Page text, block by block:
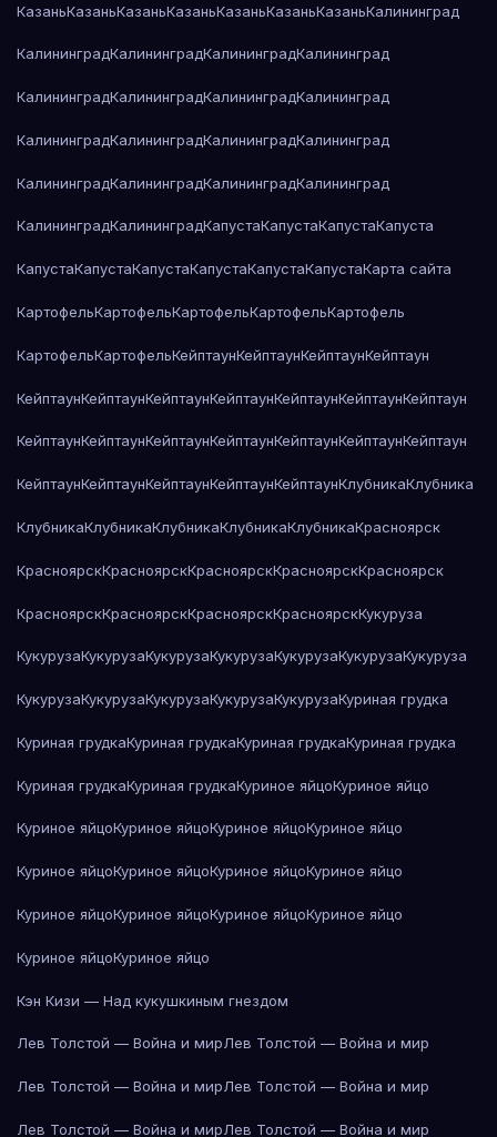
КазаньКазаньКазаньКазаньКазаньКазаньКазаньКалининград
КалининградКалининградКалининградКалининград
КалининградКалининградКалининградКалининград
КалининградКалининградКалининградКалининград
КалининградКалининградКалининградКалининград
КалининградКалининградКапустаКапустаКапустаКапуста
КапустаКапустаКапустаКапустаКапустаКапустаКарта сайта
КартофельКартофельКартофельКартофельКартофель
КартофельКартофельКейптаунКейптаунКейптаунКейптаун
КейптаунКейптаунКейптаунКейптаунКейптаунКейптаунКейптаун
КейптаунКейптаунКейптаунКейптаунКейптаунКейптаунКейптаун
КейптаунКейптаунКейптаунКейптаунКейптаунКлубникаКлубника
КлубникаКлубникаКлубникаКлубникаКлубникаКрасноярск
КрасноярскКрасноярскКрасноярскКрасноярскКрасноярск
КрасноярскКрасноярскКрасноярскКрасноярскКукуруза
КукурузаКукурузаКукурузаКукурузаКукурузаКукурузаКукуруза
КукурузаКукурузаКукурузаКукурузаКукурузаКуриная грудка
Куриная грудкаКуриная грудкаКуриная грудкаКуриная грудка
Куриная грудкаКуриная грудкаКуриное яйцоКуриное яйцо
Куриное яйцоКуриное яйцоКуриное яйцоКуриное яйцо
Куриное яйцоКуриное яйцоКуриное яйцоКуриное яйцо
Куриное яйцоКуриное яйцоКуриное яйцоКуриное яйцо
Куриное яйцоКуриное яйцо
Кэн Кизи — Над кукушкиным гнездом
Лев Толстой — Война и мирЛев Толстой — Война и мир
Лев Толстой — Война и мирЛев Толстой — Война и мир
Лев Толстой — Война и мирЛев Толстой — Война и мир